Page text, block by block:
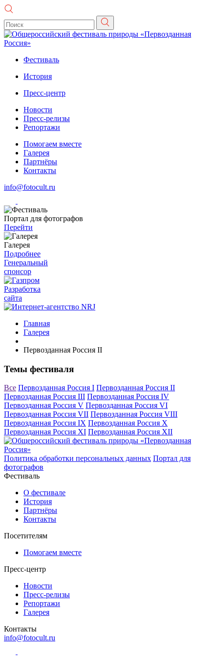
Фестиваль
История
Пресс-центр
Новости
Пресс-релизы
Репортажи
Помогаем вместе
Галерея
Партнёры
Контакты
info@fotocult.ru
Портал для фотографов
Перейти
Галерея
Подробнее
Генеральный
спонсор
Разработка
сайта
Главная
Галерея
Первозданная Россия II
Темы фестиваля
Все Первозданная Россия I Первозданная Россия II
Первозданная Россия III Первозданная Россия IV
Первозданная Россия V Первозданная Россия VI
Первозданная Россия VII Первозданная Россия VIII
Первозданная Россия IX Первозданная Россия X
Первозданная Россия XI Первозданная Россия XII
Политика обработки персональных данных Портал для
фотографов
Фестиваль
О фестивале
История
Партнёры
Контакты
Посетителям
Помогаем вместе
Пресс-центр
Новости
Пресс-релизы
Репортажи
Галерея
Контакты
info@fotocult.ru